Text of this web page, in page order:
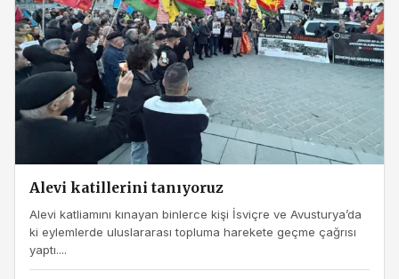
Alevi katillerini tanıyoruz
Alevi katliamını kınayan binlerce kişi İsviçre ve Avusturya’da
ki eylemlerde uluslararası topluma harekete geçme çağrısı
yaptı....